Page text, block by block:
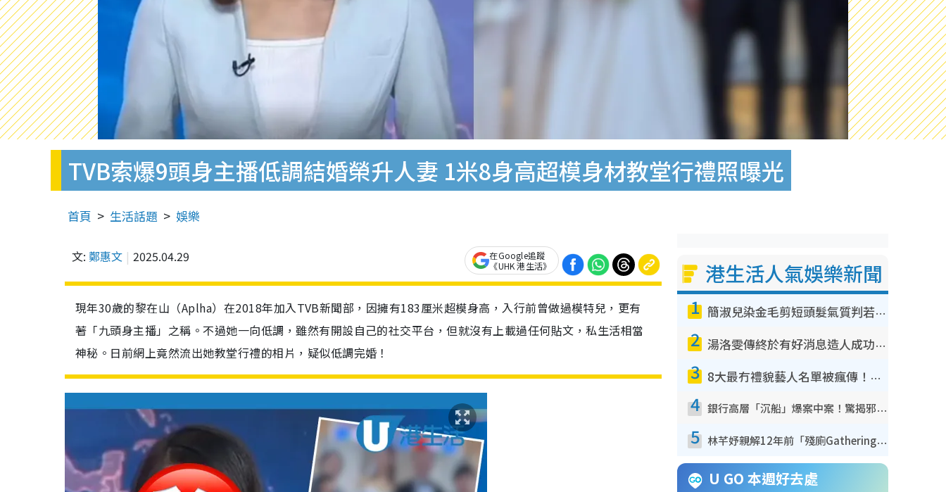
TVB索爆9頭身主播低調結婚榮升人妻 1米8身高超模身材教堂行禮照曝光
首頁 生活話題 娛樂
文: 鄭惠文 2025.04.29
在Google追蹤
《UHK 港生活》
現年30歲的黎在山（Aplha）在2018年加入TVB新聞部，因擁有183厘米超模身高，入行前曾做過模特兒，更有
著「九頭身主播」之稱。不過她一向低調，雖然有開設自己的社交平台，但就沒有上載過任何貼文，私生活相當
神秘。日前網上竟然流出她教堂行禮的相片，疑似低調完婚！
港生活人氣娛樂新聞
1 簡淑兒染金毛剪短頭髮氣質判若兩人！嚇壞老公麥大力都認唔出：「你做咩事？」
2 湯洛雯傳終於有好消息造人成功！兩大細節曝孕味極濃惹猜測：大肚婆先會咁！
3 8大最冇禮貌藝人名單被瘋傳！網民揭發明星真面目 一致數臭呢位係無品天花板？
4 銀行高層「沉船」爆案中案！驚揭邪教洗腦操控賣淫被吞600萬 幕後黑手講多錯多
5 林芊妤親解12年前「殘廁Gathering」真相！高層解約一句話重創尊嚴至今拒返TVB
U GO 本週好去處